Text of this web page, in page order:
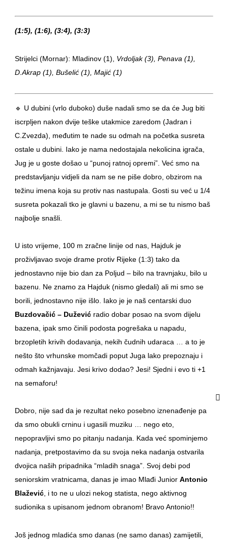
(1:5), (1:6), (3:4), (3:3)
Strijelci (Mornar): Mladinov (1), Vrdoljak (3), Penava (1),
D.Akrap (1), Bušelić (1), Majić (1)
🔹 U dubini (vrlo duboko) duše nadali smo se da će Jug biti
iscrpljen nakon dvije teške utakmice zaredom (Jadran i
C.Zvezda), međutim te nade su odmah na početka susreta
ostale u dubini. Iako je nama nedostajala nekolicina igrača,
Jug je u goste došao u “punoj ratnoj opremi”. Već smo na
predstavljanju vidjeli da nam se ne piše dobro, obzirom na
težinu imena koja su protiv nas nastupala. Gosti su već u 1/4
susreta pokazali tko je glavni u bazenu, a mi se tu nismo baš
najbolje snašli.
U isto vrijeme, 100 m zračne linije od nas, Hajduk je
proživljavao svoje drame protiv Rijeke (1:3) tako da
jednostavno nije bio dan za Poljud – bilo na travnjaku, bilo u
bazenu. Ne znamo za Hajduk (nismo gledali) ali mi smo se
borili, jednostavno nije išlo. Iako je je naš centarski duo
Buzdovačić – Dužević radio dobar posao na svom dijelu
bazena, ipak smo činili podosta pogrešaka u napadu,
brzopletih krivih dodavanja, nekih čudnih udaraca … a to je
nešto što vrhunske momčadi poput Juga lako prepoznaju i
odmah kažnjavaju. Jesi krivo dodao? Jesi! Sjedni i evo ti +1
na semaforu!
Dobro, nije sad da je rezultat neko posebno iznenađenje pa
da smo obukli crninu i ugasili muziku … nego eto,
nepopravljivi smo po pitanju nadanja. Kada već spominjemo
nadanja, pretpostavimo da su svoja neka nadanja ostvarila
dvojica naših pripadnika “mladih snaga”. Svoj debi pod
seniorskim vratnicama, danas je imao Mlađi JuniorAntonio
Blažević, i to ne u ulozi nekog statista, nego aktivnog
sudionika s upisanom jednom obranom! Bravo Antonio!!
Još jednog mladića smo danas (ne samo danas) zamijetili,